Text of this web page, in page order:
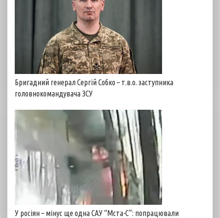
Бригадний генерал Сергій Собко – т.в.о. заступника
головнокомандувача ЗСУ
У росіян – мінус ще одна САУ “Мста-С”: попрацювали